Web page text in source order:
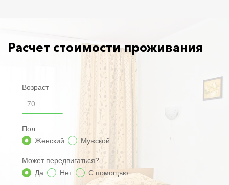
Расчет стоимости проживания